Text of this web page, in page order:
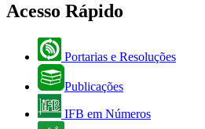
Acesso Rápido
Portarias e Resoluções
Publicações
IFB em Números